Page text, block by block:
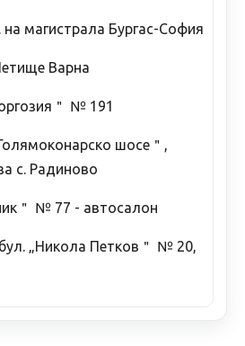
магистрала Бургас-София
Варна
＂ № 191
шосе＂,
с. Радиново
＂ № 77 - автосалон
„Никола Петков＂ № 20,